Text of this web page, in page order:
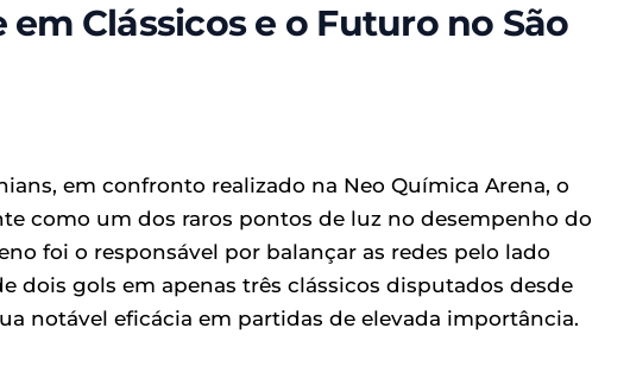
Clássicos e o Futuro no São
em confronto realizado na Neo Química Arena, o
como um dos raros pontos de luz no desempenho do
foi o responsável por balançar as redes pelo lado
dois gols em apenas três clássicos disputados desde
notável eficácia em partidas de elevada importância.